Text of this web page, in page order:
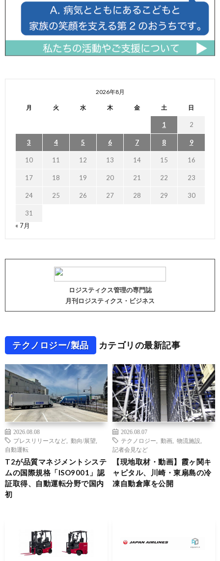
2026年8月
月 火 水 木 金 土 日
1 2
3 4 5 6 7 8 9
10 11 12 13 14 15 16
17 18 19 20 21 22 23
24 25 26 27 28 29 30
31
« 7月
ロジスティクス管理の専門誌
月刊ロジスティクス・ビジネス
テクノロジー/製品 カテゴリの最新記事
2026.08.08
プレスリリースなど
動向/展望
自動運転
T2が品質マネジメントシステ
ムの国際規格「ISO9001」認
証取得、自動運転分野で国内
初
2026.08.07
テクノロジー
動画 物流施設
記者会見など
【現地取材・動画】霞ヶ関キ
ャピタル、川崎・東扇島の冷
凍自動倉庫を公開